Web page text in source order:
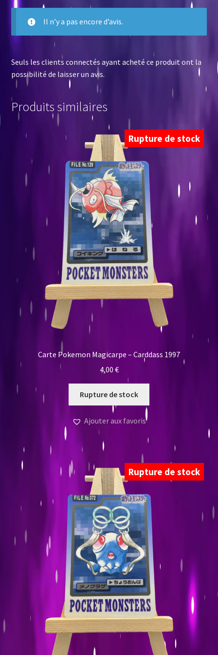
Il n’y a pas encore d’avis.
Seuls les clients connectés ayant acheté ce produit ont la
possibilité de laisser un avis.
Produits similaires
Rupture de stock
Carte Pokemon Magicarpe – Carddass 1997
4,00 €
Rupture de stock
Ajouter aux favoris
Rupture de stock